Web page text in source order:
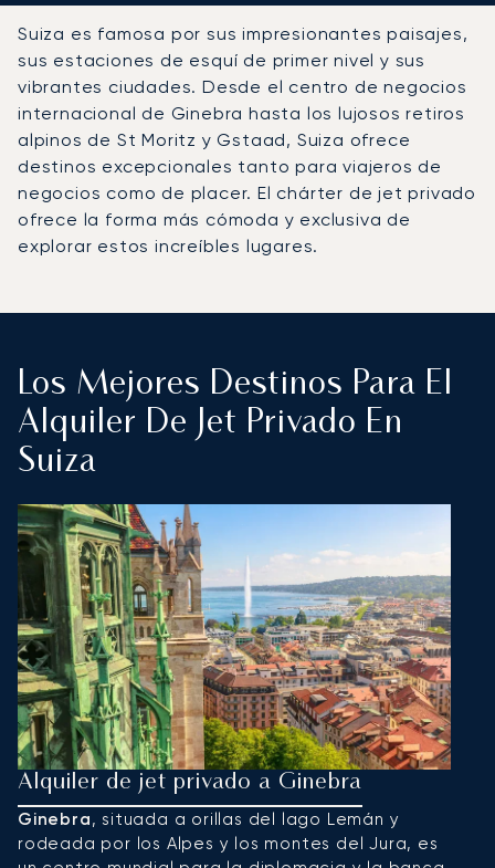
Suiza es famosa por sus impresionantes paisajes,
sus estaciones de esquí de primer nivel y sus
vibrantes ciudades. Desde el centro de negocios
internacional de Ginebra hasta los lujosos retiros
alpinos de St Moritz y Gstaad, Suiza ofrece
destinos excepcionales tanto para viajeros de
negocios como de placer. El chárter de jet privado
ofrece la forma más cómoda y exclusiva de
explorar estos increíbles lugares.
Los Mejores Destinos Para El
Alquiler De Jet Privado En
Suiza
Alquiler de jet privado a Ginebra
Ginebra, situada a orillas del lago Lemán y
rodeada por los Alpes y los montes del Jura, es